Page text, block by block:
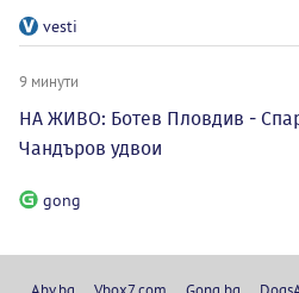
vesti
9 минути
НА ЖИВО: Ботев Пловдив -
Чандъров удвои
gong